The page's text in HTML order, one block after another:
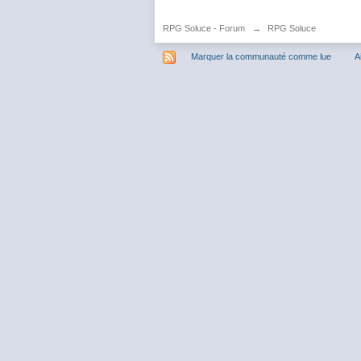
RPG Soluce - Forum → RPG Soluce
Marquer la communauté comme lue